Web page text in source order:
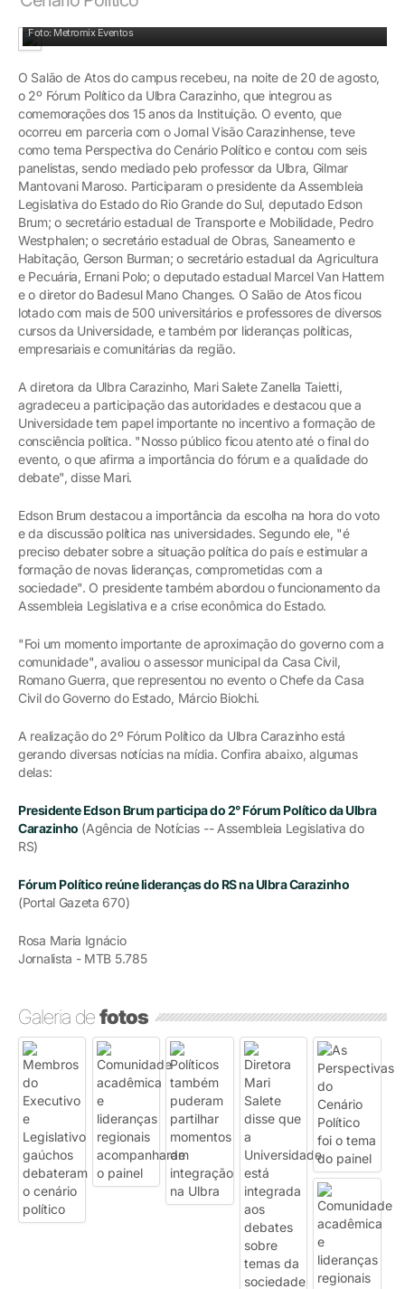
Foto: Metromix Eventos
O Salão de Atos do campus recebeu, na noite de 20 de agosto,
o 2º Fórum Político da Ulbra Carazinho, que integrou as
comemorações dos 15 anos da Instituição. O evento, que
ocorreu em parceria com o Jornal Visão Carazinhense, teve
como tema Perspectiva do Cenário Político e contou com seis
panelistas, sendo mediado pelo professor da Ulbra, Gilmar
Mantovani Maroso. Participaram o presidente da Assembleia
Legislativa do Estado do Rio Grande do Sul, deputado Edson
Brum; o secretário estadual de Transporte e Mobilidade, Pedro
Westphalen; o secretário estadual de Obras, Saneamento e
Habitação, Gerson Burman; o secretário estadual da Agricultura
e Pecuária, Ernani Polo; o deputado estadual Marcel Van Hattem
e o diretor do Badesul Mano Changes. O Salão de Atos ficou
lotado com mais de 500 universitários e professores de diversos
cursos da Universidade, e também por lideranças políticas,
empresariais e comunitárias da região.
A diretora da Ulbra Carazinho, Mari Salete Zanella Taietti,
agradeceu a participação das autoridades e destacou que a
Universidade tem papel importante no incentivo a formação de
consciência política. "Nosso público ficou atento até o final do
evento, o que afirma a importância do fórum e a qualidade do
debate", disse Mari.
Edson Brum destacou a importância da escolha na hora do voto
e da discussão política nas universidades. Segundo ele, "é
preciso debater sobre a situação política do país e estimular a
formação de novas lideranças, comprometidas com a
sociedade". O presidente também abordou o funcionamento da
Assembleia Legislativa e a crise econômica do Estado.
"Foi um momento importante de aproximação do governo com a
comunidade", avaliou o assessor municipal da Casa Civil,
Romano Guerra, que representou no evento o Chefe da Casa
Civil do Governo do Estado, Márcio Biolchi.
A realização do 2º Fórum Político da Ulbra Carazinho está
gerando diversas notícias na mídia. Confira abaixo, algumas
delas:
Presidente Edson Brum participa do 2° Fórum Político da Ulbra
Carazinho (Agência de Notícias -- Assembleia Legislativa do
RS)
Fórum Político reúne lideranças do RS na Ulbra Carazinho
(Portal Gazeta 670)
Rosa Maria Ignácio
Jornalista - MTB 5.785
Galeria defotos